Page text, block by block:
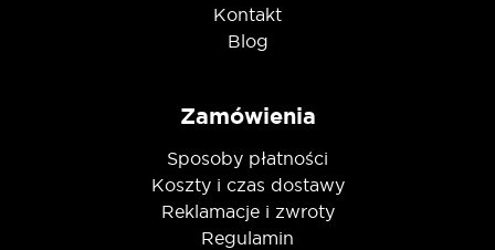
Kontakt
Blog
Zamówienia
Sposoby płatności
Koszty i czas dostawy
Reklamacje i zwroty
Regulamin